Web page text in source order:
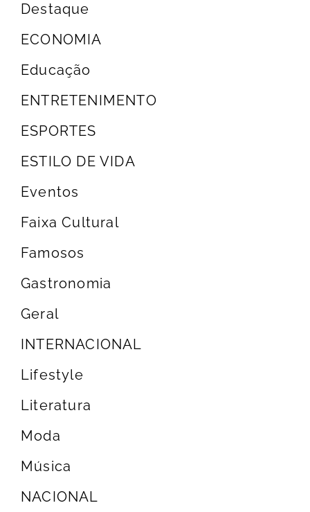
Destaque
ECONOMIA
Educação
ENTRETENIMENTO
ESPORTES
ESTILO DE VIDA
Eventos
Faixa Cultural
Famosos
Gastronomia
Geral
INTERNACIONAL
Lifestyle
Literatura
Moda
Música
NACIONAL